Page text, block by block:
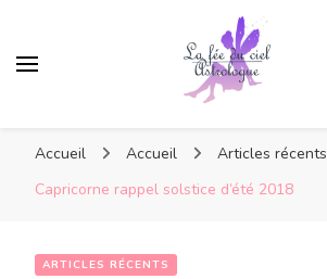
Accueil Accueil
Articles récents
Capricorne rappel solstice d’été 2018
ARTICLES RÉCENTS